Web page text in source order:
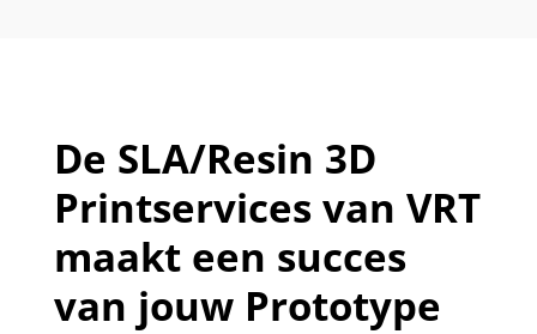
De SLA/Resin 3D
Printservices van VRT
maakt een succes
van jouw Prototype